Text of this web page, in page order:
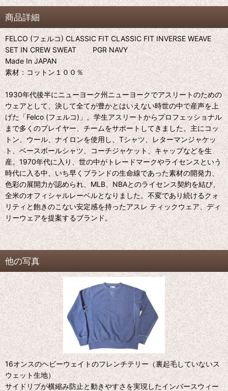
商品詳細
FELCO (フェルコ) CLASSIC FIT CLASSIC FIT INVERSE WEAVE
SET IN CREW SWEAT PGR NAVY
Made In JAPAN
素材：コットン１００％
1930年代後半にニューヨーク州ニューヨークでアスリートのための
ウェアとして、決して全てが豊かとはいえない時世の中で産声を上
げた「Felco (フェルコ)」。学生アスリートからプロフェッショナル
まで多くのプレイヤー、チームをサポートしてきました。主にコッ
トン、ウール、ナイロンを使用し、Tシャツ、レターマンジャケッ
ト、ベースボールシャツ、コーチジャケット、キャップなどを生
産。1970年代に入り、世の中がトレードマークやライセンスという
時代に入る中、いち早くブランドの生命線であった素材の開発力、
色彩の展開力が認められ、MLB、NBAとのライセンス契約を結び、
全米のオフィシャルレーベルとなりました。不変であり続けるクォ
リティと飽きのこない安定感を持ったアスレ ティックウェア、ディ
リーウェアを提案するブランド。
他の写真
16オンスのヘビーウェイトのフレンチテリー（裏起毛していないス
ウェット生地）
サイドリブが横縮み防止と動きやすさを実現したインバースウィー